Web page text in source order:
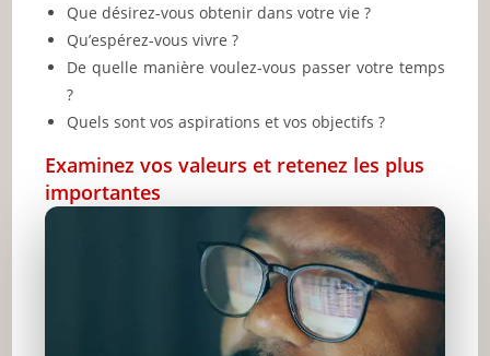
Que désirez-vous obtenir dans votre vie ?
Qu’espérez-vous vivre ?
De quelle manière voulez-vous passer votre temps
?
Quels sont vos aspirations et vos objectifs ?
Examinez vos valeurs et retenez les plus
importantes